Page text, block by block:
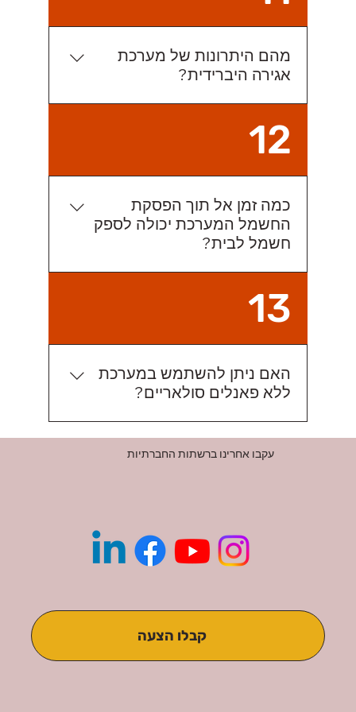
לממירים 30KW.
מהם היתרונות של מערכת
אגירה היברידית?
אנרגטית של חשמל. הלקוח לא יושפע
מהפסקות חשמל או תרחיש עלטה.
האפשרות להמשיך להתקיים ללא תלות
ברשת בחשמל. המערכת נכנסת לפעולה
תוך 10 מאיות השנייה, הלקוח אפילו לא
ידע שיש הפסקת חשמל.
12
כמה זמן אל תוך הפסקת
החשמל המערכת יכולה לספק
חשמל לבית?
חשמל לבית אפילו למספר ימים.
13
האם ניתן להשתמש במערכת
ללא פאנלים סולאריים?
ישנן מערכות אגירה ביתיות שלא דורשות
פאנלים סולאריים.
עקבו אחרינו ברשתות החברתיות
קבלו הצעה